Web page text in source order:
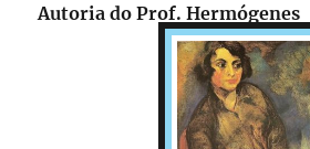
Autoria do Prof. Hermógenes